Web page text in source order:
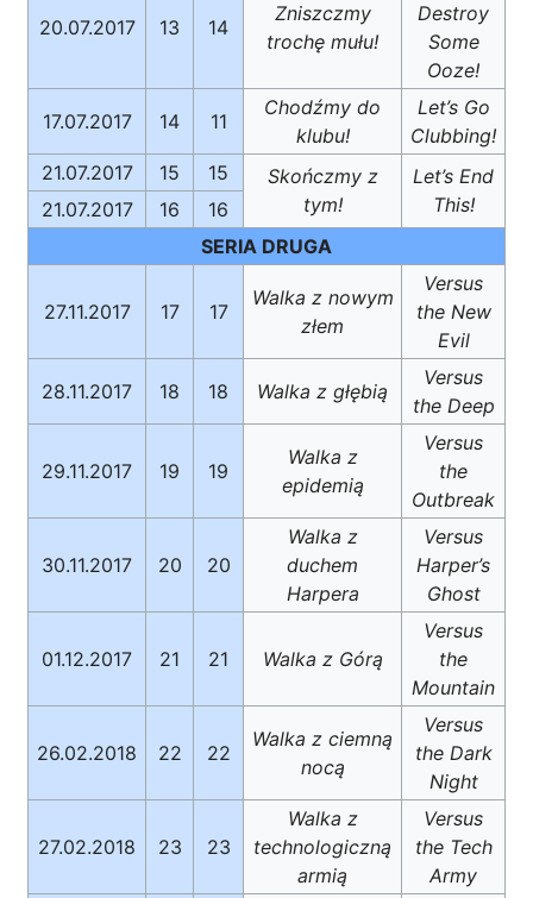
20.07.2017 13 14
Zniszczmy
trochę mułu!
Destroy
Some
Ooze!
17.07.2017 14 11
Chodźmy do
klubu!
Let’s Go
Clubbing!
21.07.2017
15 15
Skończmy z
tym!
Let’s End
This!
21.07.2017 16
16
SERIA DRUGA
27.11.2017 17 17
Walka z nowym
złem
Versus
the New
Evil
28.11.2017 18 18 Walka z głębią
Versus
the Deep
29.11.2017 19 19
Walka z
epidemią
Versus
the
Outbreak
30.11.2017 20 20
Walka z
duchem
Harpera
Versus
Harper’s
Ghost
01.12.2017 21 21 Walka z Górą
Versus
the
Mountain
26.02.2018 22 22
Walka z ciemną
nocą
Versus
the Dark
Night
27.02.2018 23 23
Walka z
technologiczną
armią
Versus
the Tech
Army